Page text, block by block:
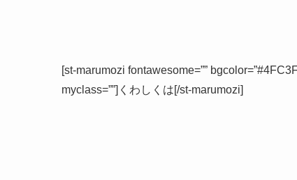
[st-marumozi fontawesome=””
myclass=””]くわしくは[/st-marumozi]